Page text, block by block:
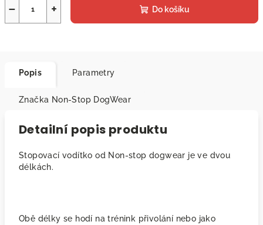
+
− Do košíku
Popis Parametry
Značka Non-Stop DogWear
Detailní popis produktu
Stopovací vodítko od Non-stop dogwear je ve dvou
délkách.
Obě délky se hodí na trénink přivolání nebo jako